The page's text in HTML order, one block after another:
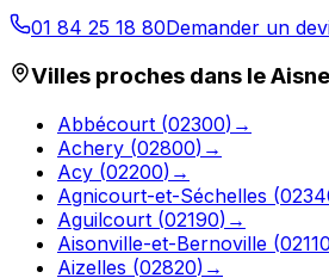
01 84 25 18 80Demander un
Villes proches dans leAisne
Abbécourt (02300) →
Achery (02800) →
Acy (02200) →
Agnicourt-et-Séchelles (
Aguilcourt (02190) →
Aisonville-et-Bernoville (02110
Aizelles (02820) →